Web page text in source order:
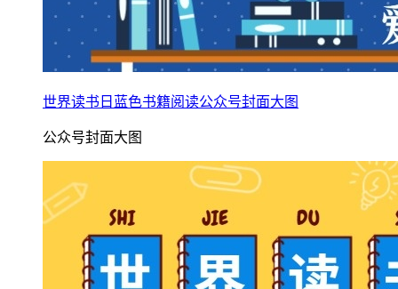
世界读书日蓝色书籍阅读公众号封面大图
公众号封面大图